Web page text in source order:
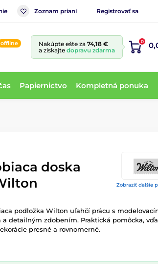
Zoznam prianí Registrovať sa
offline Nakúpte ešte za 74,18 €
a získajte dopravu zdarma
0
Papiernictvo Kompletná ponuka
Zobraziť ďalšie
doska
podložka Wilton uľahčí prácu s
detailným zdobením. Praktická pomôcka,
presné a rovnomerné.